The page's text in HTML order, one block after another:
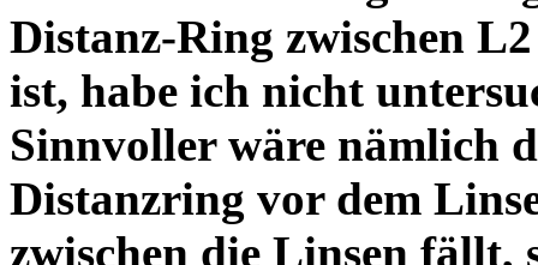
Distanz-Ring zwischen
ist, habe ich nicht
Sinnvoller wäre nämlich
Distanzring vor dem
zwischen die Linsen fällt,